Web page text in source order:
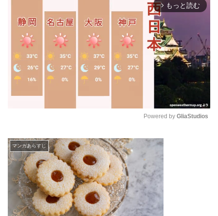
arrow_forward_ios もっと読む
Powered by GliaStudios
マンガあらすじ